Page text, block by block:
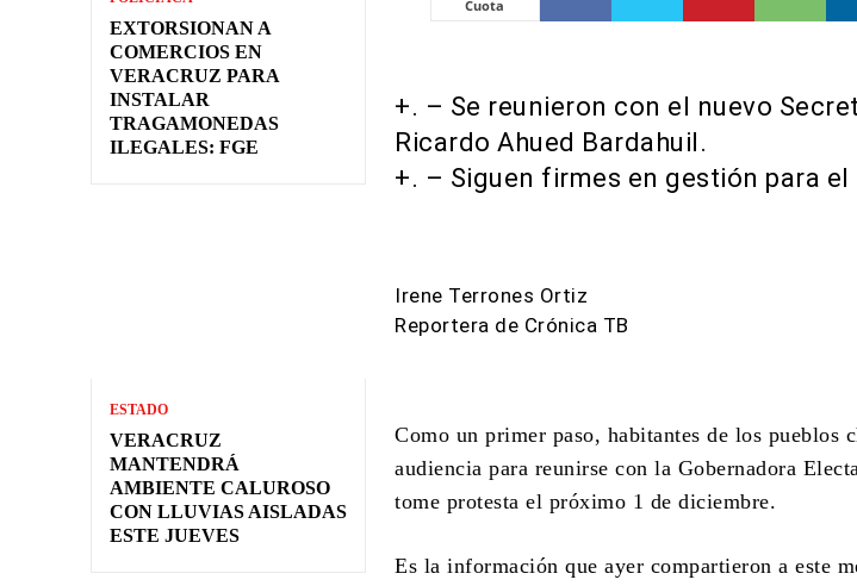
EXTORSIONAN A
COMERCIOS EN
VERACRUZ PARA
INSTALAR
TRAGAMONEDAS
ILEGALES: FGE
ESTADO
VERACRUZ
MANTENDRÁ
AMBIENTE CALUROSO
CON LLUVIAS AISLADAS
ESTE JUEVES
Cuota
+. – Se reunieron con el nuevo
Ricardo Ahued Bardahuil.
+. – Siguen firmes en gestión para
Irene Terrones Ortiz
Reportera de Crónica TB
Como un primer paso, habitantes de los pueblos
audiencia para reunirse con la Gobernadora
tome protesta el próximo 1 de diciembre.
Es la información que ayer compartieron a este